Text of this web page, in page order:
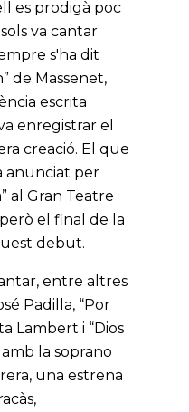
es prodigà poc
va cantar
s'ha dit
de Massenet,
escrita
enregistrar el
creació. El que
anunciat per
al Gran Teatre
el final de la
debut.
entre altres
Padilla, “Por
Lambert i “Dios
la soprano
una estrena